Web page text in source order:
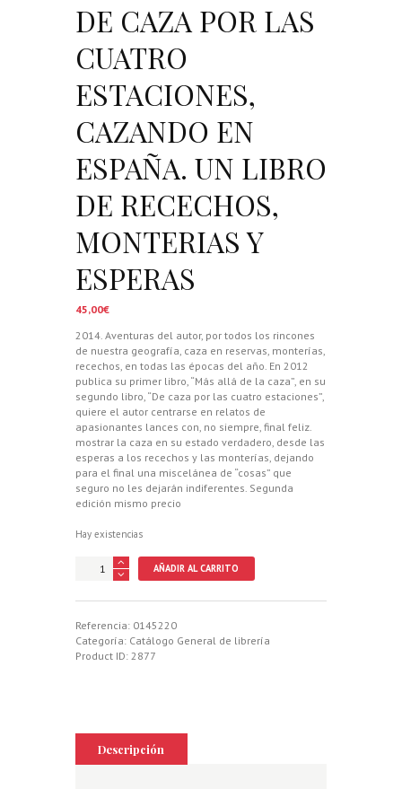
DE CAZA POR LAS
CUATRO
ESTACIONES,
CAZANDO EN
ESPAÑA. UN LIBRO
DE RECECHOS,
MONTERIAS Y
ESPERAS
45,00€
2014. Aventuras del autor, por todos los rincones
de nuestra geografía, caza en reservas, monterías,
recechos, en todas las épocas del año. En 2012
publica su primer libro, “Más allá de la caza”, en su
segundo libro, “De caza por las cuatro estaciones”,
quiere el autor centrarse en relatos de
apasionantes lances con, no siempre, final feliz.
mostrar la caza en su estado verdadero, desde las
esperas a los recechos y las monterías, dejando
para el final una miscelánea de “cosas” que
seguro no les dejarán indiferentes. Segunda
edición mismo precio
Hay existencias
CUATRO
ESTACIONES,
CAZANDO
DE
RECECHOS,
MONTERIAS
AÑADIR AL CARRITO
Referencia: 0145220
Categoría: Catálogo General de librería
Product ID: 2877
Descripción